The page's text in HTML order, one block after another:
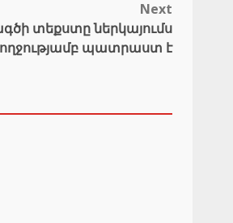
Next
տեքստը ներկայումս
պատրաստ է